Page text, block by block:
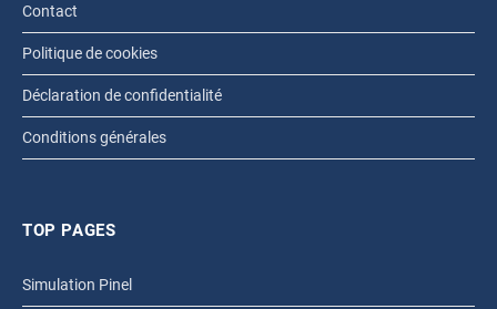
Contact
Politique de cookies
Déclaration de confidentialité
Conditions générales
TOP PAGES
Simulation Pinel